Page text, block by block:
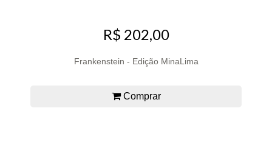
R$ 202,00
Frankenstein - Edição MinaLima
Comprar